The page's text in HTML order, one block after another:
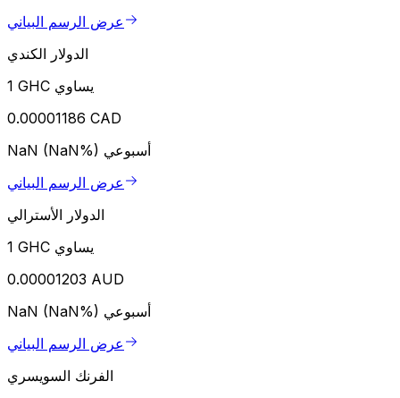
عرض الرسم البياني
الدولار الكندي
1 GHC يساوي
0.00001186 CAD
NaN (NaN%) أسبوعي
عرض الرسم البياني
الدولار الأسترالي
1 GHC يساوي
0.00001203 AUD
NaN (NaN%) أسبوعي
عرض الرسم البياني
الفرنك السويسري